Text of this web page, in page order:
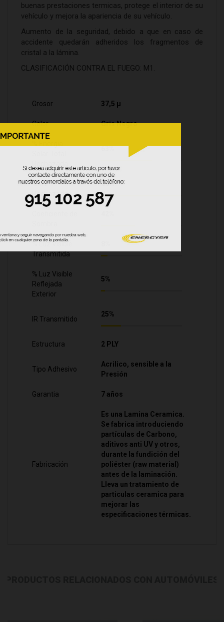
buenas prestaciones termicas, protege el interior de su
vehículo y mejora la apariencia de su vehículo.
Aumento de la seguridad, debido a que en caso de
accidente quedarán adheridos los fragmentos de
cristal a la lámina.
CLASIFICACIÓN CONTRA EL FUEGO: M1.
Grosor 37,5 µ
Color Gris Negro
63%
% UV
Rechazado
99%
% Luz Visible
Transmitida
% Luz Visible
Reflejada
Exterior
5%
IR Transmitido
25%
Estructura 2 PLY
Tipo Adhesivo
Acrilico, sensible a la
Presión
Garantia 7 años
Fabricación
Es una Lamina Ceramica.
Se fabrica introduciendo
partículas de Carbono,
aditivos anti UV y otros,
durante la fundición del
poliéster (raw material)
antes de la laminación.
Lleva un tratamiento de
particulas ceramica para
mejorar las
especificaciones térmicas.